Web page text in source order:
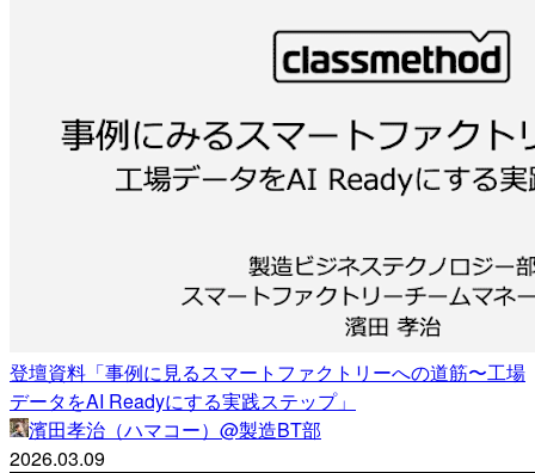
登壇資料「事例に見るスマートファクトリーへの道筋〜工場
データをAI Readyにする実践ステップ」
濱田孝治（ハマコー）@製造BT部
2026.03.09